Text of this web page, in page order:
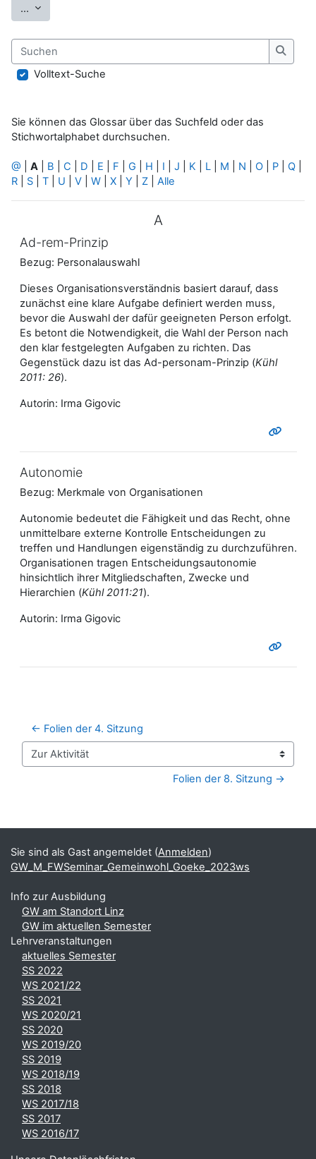
... Einträge exportieren
Suchen
Volltext-Suche
Sie können das Glossar über das Suchfeld oder das
Stichwortalphabet durchsuchen.
@ A B C D E F G H I J K L M N O P Q
R
S T U V W X Y Z Alle
A
Ad-rem-Prinzip
Bezug: Personalauswahl
Dieses Organisationsverständnis basiert darauf, dass
zunächst eine klare Aufgabe definiert werden muss,
bevor die Auswahl der dafür geeigneten Person erfolgt.
Es betont die Notwendigkeit, die Wahl der Person nach
den klar festgelegten Aufgaben zu richten. Das
Gegenstück dazu ist das Ad-personam-Prinzip (Kühl
2011: 26).
Autorin: Irma Gigovic
Autonomie
Bezug: Merkmale von Organisationen
Autonomie bedeutet die Fähigkeit und das Recht, ohne
unmittelbare externe Kontrolle Entscheidungen zu
treffen und Handlungen eigenständig zu durchzuführen.
Organisationen tragen Entscheidungsautonomie
hinsichtlich ihrer Mitgliedschaften, Zwecke und
Hierarchien (Kühl 2011:21).
Autorin: Irma Gigovic
← Folien der 4. Sitzung
Zur Aktivität
Folien der 8. Sitzung →
Ergänzungsblöcke
Sie sind als Gast angemeldet (Anmelden)
GW_M_FWSeminar_Gemeinwohl_Goeke_2023ws
Info zur Ausbildung
GW am Standort Linz
GW im aktuellen Semester
Lehrveranstaltungen
aktuelles Semester
SS 2022
WS 2021/22
SS 2021
WS 2020/21
SS 2020
WS 2019/20
SS 2019
WS 2018/19
SS 2018
WS 2017/18
SS 2017
WS 2016/17